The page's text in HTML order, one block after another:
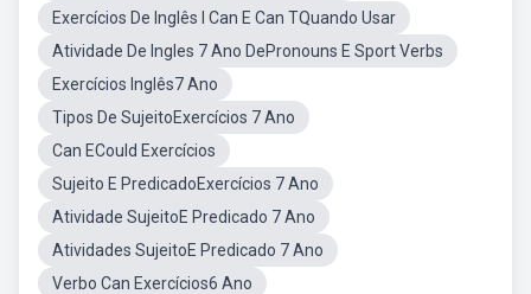
Exercícios De Inglês I Can E Can TQuando Usar
Atividade De Ingles 7 Ano DePronouns E Sport Verbs
Exercícios Inglês7 Ano
Tipos De SujeitoExercícios 7 Ano
Can ECould Exercícios
Sujeito E PredicadoExercícios 7 Ano
Atividade SujeitoE Predicado 7 Ano
Atividades SujeitoE Predicado 7 Ano
Verbo Can Exercícios6 Ano